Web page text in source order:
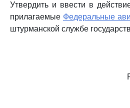
Утвердить и ввести в
прилагаемые Федеральные
штурманской службе